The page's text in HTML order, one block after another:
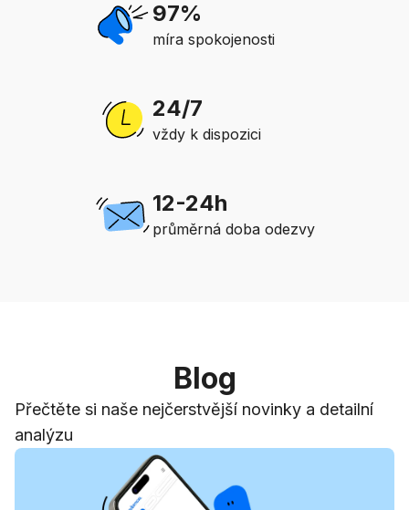
97%
míra spokojenosti
24/7
vždy k dispozici
12-24h
průměrná doba odezvy
Blog
Přečtěte si naše nejčerstvější novinky a detailní
analýzu